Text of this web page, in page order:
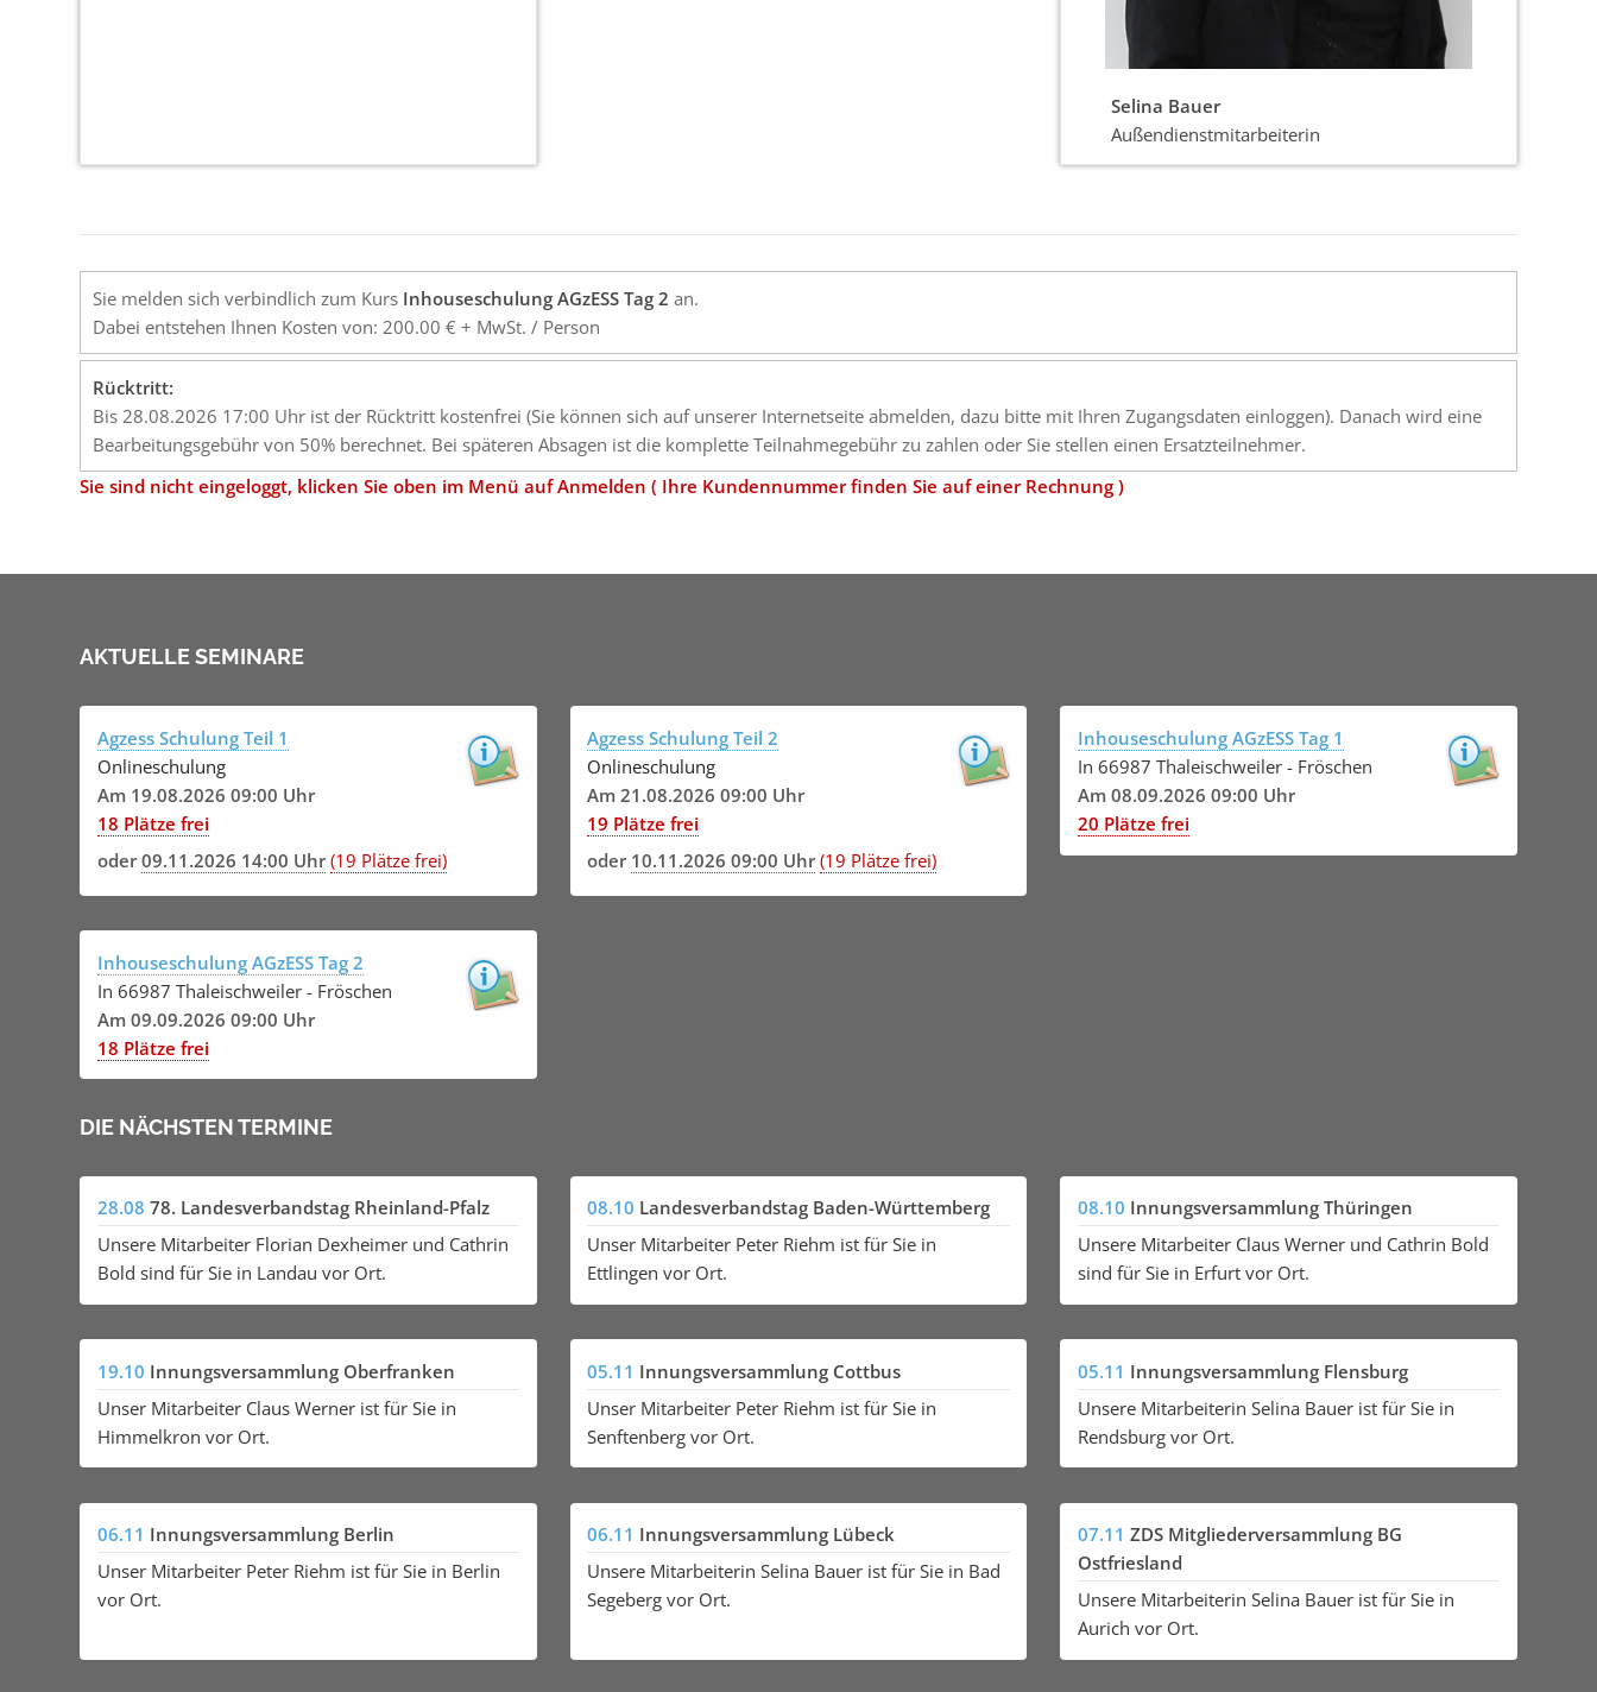
Selina Bauer
Außendienstmitarbeiterin
Sie melden sich verbindlich zum Kurs Inhouseschulung AGzESS Tag 2 an.
Dabei entstehen Ihnen Kosten von: 200.00 € + MwSt. / Person
Rücktritt:
Bis 28.08.2026 17:00 Uhr ist der Rücktritt kostenfrei (Sie können sich auf unserer Internetseite abmelden, dazu bitte mit Ihren Zugangsdaten einloggen). Danach wird eine
Bearbeitungsgebühr von 50% berechnet. Bei späteren Absagen ist die komplette Teilnahmegebühr zu zahlen oder Sie stellen einen Ersatzteilnehmer.
Sie sind nicht eingeloggt, klicken Sie oben im Menü auf Anmelden ( Ihre Kundennummer finden Sie auf einer Rechnung )
AKTUELLE SEMINARE
Agzess Schulung Teil 1
Onlineschulung
Am 19.08.2026 09:00 Uhr
18 Plätze frei
oder09.11.2026 14:00 Uhr (19 Plätze frei)
Agzess Schulung Teil 2
Onlineschulung
Am 21.08.2026 09:00 Uhr
19 Plätze frei
oder 10.11.2026 09:00 Uhr (19 Plätze frei)
Inhouseschulung AGzESS Tag 1
In 66987 Thaleischweiler - Fröschen
Am 08.09.2026 09:00 Uhr
20 Plätze frei
Inhouseschulung AGzESS Tag 2
In 66987 Thaleischweiler - Fröschen
Am 09.09.2026 09:00 Uhr
18 Plätze frei
DIE NÄCHSTEN TERMINE
28.08 78. Landesverbandstag Rheinland-Pfalz
Unsere Mitarbeiter Florian Dexheimer und Cathrin
Bold sind für Sie in Landau vor Ort.
08.10 Landesverbandstag Baden-Württemberg
Unser Mitarbeiter Peter Riehm ist für Sie in
Ettlingen vor Ort.
08.10 Innungsversammlung Thüringen
Unsere Mitarbeiter Claus Werner und Cathrin Bold
sind für Sie in Erfurt vor Ort.
19.10 Innungsversammlung Oberfranken
Unser Mitarbeiter Claus Werner ist für Sie in
Himmelkron vor Ort.
05.11 Innungsversammlung Cottbus
Unser Mitarbeiter Peter Riehm ist für Sie in
Senftenberg vor Ort.
05.11 Innungsversammlung Flensburg
Unsere Mitarbeiterin Selina Bauer ist für Sie in
Rendsburg vor Ort.
06.11 Innungsversammlung Berlin
Unser Mitarbeiter Peter Riehm ist für Sie in Berlin
vor Ort.
06.11 Innungsversammlung Lübeck
Unsere Mitarbeiterin Selina Bauer ist für Sie in Bad
Segeberg vor Ort.
07.11 ZDS Mitgliederversammlung BG
Ostfriesland
Unsere Mitarbeiterin Selina Bauer ist für Sie in
Aurich vor Ort.